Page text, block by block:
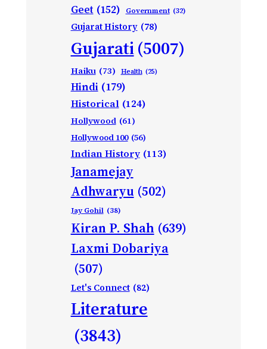
Geet (152) Government (32)
Gujarat History (78)
Gujarati(5007)
Haiku (73) Health (25)
Hindi (179)
Historical (124)
Hollywood (61)
Hollywood 100 (56)
Indian History (113)
Janamejay
Adhwaryu (502)
Jay Gohil (38)
Kiran P. Shah (639)
Laxmi Dobariya
(507)
Let's Connect (82)
Literature
(3843)